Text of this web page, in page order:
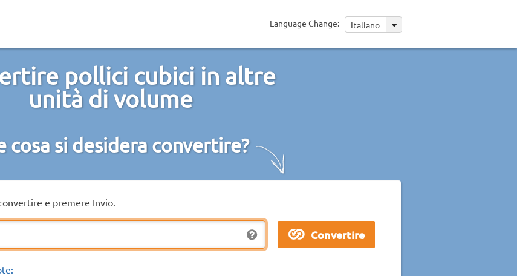
Language Change: Italiano
pollici cubici in altre
unità di volume
cosa si desidera convertire?
e premere Invio.